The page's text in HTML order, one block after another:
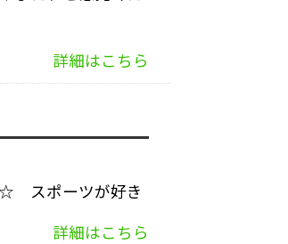
詳細はこちら
スポーツが好き
詳細はこちら